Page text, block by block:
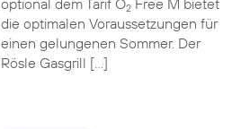
optional dem Tarif O2Free M bietet
die optimalen Voraussetzungen für
einen gelungenen Sommer. Der
Rösle Gasgrill […]